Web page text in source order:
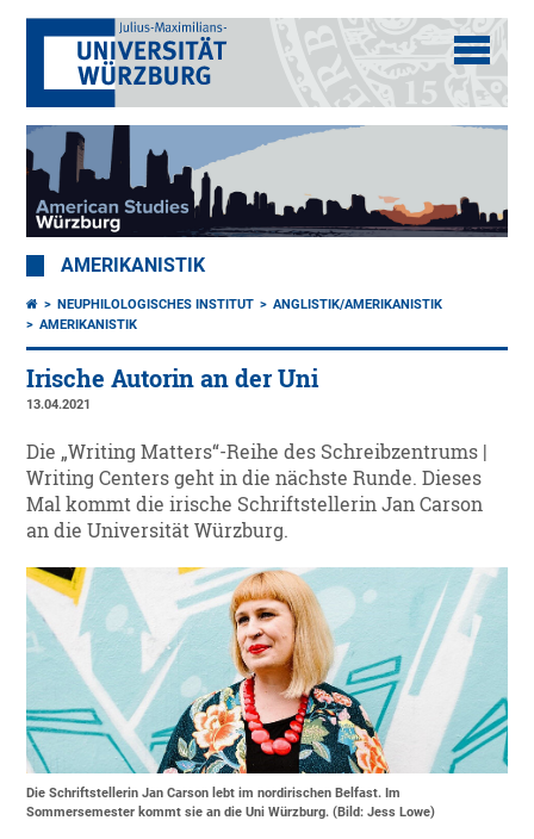
AMERIKANISTIK
NEUPHILOLOGISCHES INSTITUT
ANGLISTIK/AMERIKANISTIK
AMERIKANISTIK
Irische Autorin an der Uni
13.04.2021
Die „Writing Matters“-Reihe des Schreibzentrums |
Writing Centers geht in die nächste Runde. Dieses
Mal kommt die irische Schriftstellerin Jan Carson
an die Universität Würzburg.
Die Schriftstellerin Jan Carson lebt im nordirischen Belfast. Im
Sommersemester kommt sie an die Uni Würzburg. (Bild: Jess Lowe)